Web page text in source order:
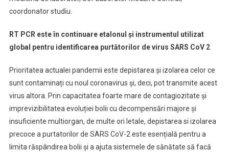
coordonator studiu.
RT PCR este în continuare etalonul și instrumentul utilizat
global pentru identificarea purtătorilor de virus SARS CoV 2
Prioritatea actualei pandemii este depistarea și izolarea celor ce
sunt contaminați cu noul coronavirus și, deci, pot transmite acest
virus altora. Prin capacitatea foarte mare de contagiozitate și
imprevizibilitatea evoluției bolii cu decompensări majore și
insuficiente multiorgan, de multe ori letale, depistarea si izolarea
precoce a purtatorilor de SARS CoV-2 este esențială pentru a
limita răspândirea bolii și a ajuta sistemele de sănătate să facă